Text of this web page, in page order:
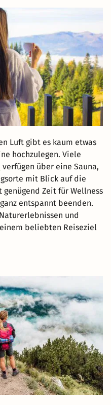
Luft gibt es kaum etwas
hochzulegen. Viele
verfügen über eine Sauna,
mit Blick auf die
Zeit für Wellness
entspannt beenden.
und
beliebten Reiseziel